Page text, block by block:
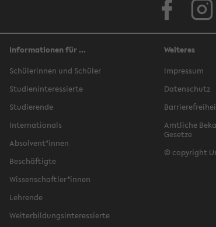
Informationen für ...
Schülerinnen und Schüler
Studieninteressierte
Studierende
Internationals
Absolvent*innen
Beschäftigte
Wissenschaftler*innen
Lehrende
Weiterbildungsinteressierte
Weiteres
Impressum
Datenschutz
Amtliche
Gesetze
© copyright